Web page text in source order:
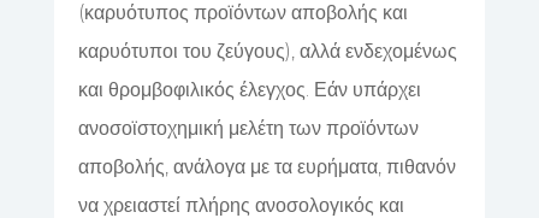
(καρυότυπος προϊόντων αποβολής και
καρυότυποι του ζεύγους), αλλά ενδεχομένως
και θρομβοφιλικός έλεγχος. Εάν υπάρχει
ανοσοϊστοχημική μελέτη των προϊόντων
αποβολής, ανάλογα με τα ευρήματα, πιθανόν
να χρειαστεί πλήρης ανοσολογικός και